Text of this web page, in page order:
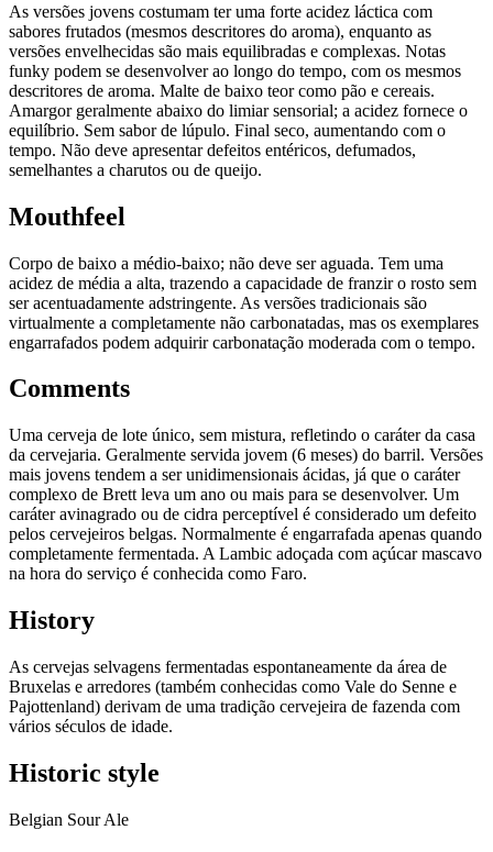
As versões jovens costumam ter uma forte acidez láctica com
sabores frutados (mesmos descritores do aroma), enquanto as
versões envelhecidas são mais equilibradas e complexas. Notas
funky podem se desenvolver ao longo do tempo, com os mesmos
descritores de aroma. Malte de baixo teor como pão e cereais.
Amargor geralmente abaixo do limiar sensorial; a acidez fornece o
equilíbrio. Sem sabor de lúpulo. Final seco, aumentando com o
tempo. Não deve apresentar defeitos entéricos, defumados,
semelhantes a charutos ou de queijo.
Mouthfeel
Corpo de baixo a médio-baixo; não deve ser aguada. Tem uma
acidez de média a alta, trazendo a capacidade de franzir o rosto sem
ser acentuadamente adstringente. As versões tradicionais são
virtualmente a completamente não carbonatadas, mas os exemplares
engarrafados podem adquirir carbonatação moderada com o tempo.
Comments
Uma cerveja de lote único, sem mistura, refletindo o caráter da casa
da cervejaria. Geralmente servida jovem (6 meses) do barril. Versões
mais jovens tendem a ser unidimensionais ácidas, já que o caráter
complexo de Brett leva um ano ou mais para se desenvolver. Um
caráter avinagrado ou de cidra perceptível é considerado um defeito
pelos cervejeiros belgas. Normalmente é engarrafada apenas quando
completamente fermentada. A Lambic adoçada com açúcar mascavo
na hora do serviço é conhecida como Faro.
History
As cervejas selvagens fermentadas espontaneamente da área de
Bruxelas e arredores (também conhecidas como Vale do Senne e
Pajottenland) derivam de uma tradição cervejeira de fazenda com
vários séculos de idade.
Historic style
Belgian Sour Ale